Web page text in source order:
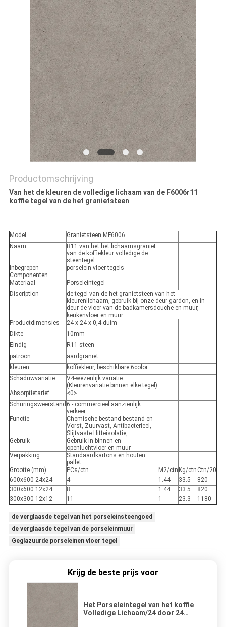
PRIVACYBELEID
Productomschrijving
Van het de kleuren de volledige lichaam van de F6006r11
koffie tegel van de het granietsteen
Model
Granietsteen MF6006
Naam:
R11 van het het lichaamsgraniet
van de koffiekleur volledige de
steentegel
Inbegrepen
Componenten
porselein-vloer-tegels
Materiaal
Porseleintegel
Discription
de tegel van de het granietsteen van het
kleurenlichaam, gebruik bij onze deur gardon, en in
deur de vloer van de badkamersdouche en muur,
keukenvloer en muur.
Productdimensies
24 x 24 x 0,4 duim
Dikte
10mm
Eindig
R11 steen
patroon
aardgraniet
kleuren
koffiekleur, beschikbare 6color
Schaduwvariatie
V4-wezenlijk variatie
(Kleurenvariatie binnen elke tegel)
Absorptietarief
<0>
Schuringsweerstand 6 - commercieel aanzienlijk
verkeer
Functie
Chemische bestand bestand en
Vorst, Zuurvast, Antibacterieel,
Slijtvaste Hitteisolatie,
Gebruik
Gebruik in binnen en
openluchtvloer en muur
Verpakking
Standaardkartons en houten
pallet
Grootte (mm)
PCs/ctn M2/ctn Kg/ctn Ctn/20
600x600 24x24
4 1.44 33.5
820
300x600 12x24
8 1.44 33.5
820
300x300 12x12
11 1 23.3 1180
de verglaasde tegel van het porseleinsteengoed
de verglaasde tegel van de porseleinmuur
Geglazuurde porseleinen vloer tegel
Krijg de beste prijs voor
Het Porseleintegel van het koffie
Volledige Lichaam/24 door 24